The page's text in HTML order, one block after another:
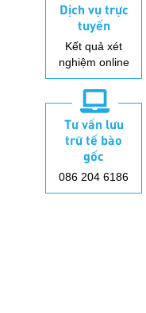
Dịch vụ trực
tuyến
Kết quả xét
nghiệm online
Tư vấn lưu
trữ tế bào
gốc
086 204 6186